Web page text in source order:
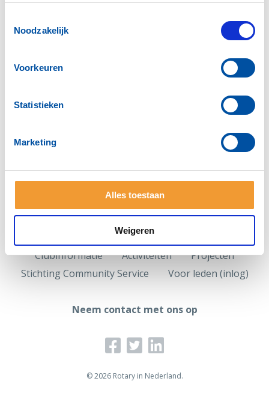
Noodzakelijk
Voorkeuren
Statistieken
Marketing
Alles toestaan
Weigeren
Clubinformatie Activiteiten
Projecten
Stichting Community Service
Voor leden (inlog)
Neem contact met ons op
© 2026 Rotary in Nederland.